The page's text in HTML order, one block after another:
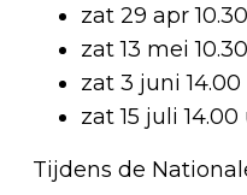
zat 29 apr
zat 13 mei
zat 3 juni
zat 15 juli
Tijdens de